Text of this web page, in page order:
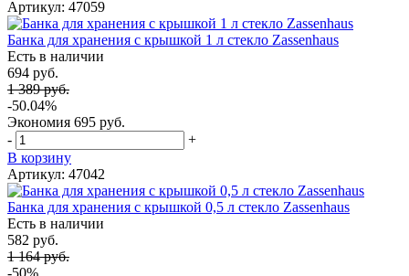
Артикул: 47059
Банка для хранения с крышкой 1 л стекло Zassenhaus
Есть в наличии
694 руб.
1 389 руб.
-50.04%
Экономия 695 руб.
-
+
В корзину
Артикул: 47042
Банка для хранения с крышкой 0,5 л стекло Zassenhaus
Есть в наличии
582 руб.
1 164 руб.
-50%